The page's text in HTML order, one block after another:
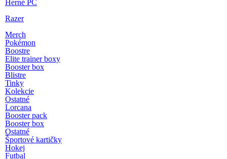
Herné PC
Razer
Merch
Pokémon
Boostre
Elite trainer boxy
Booster box
Blistre
Tinky
Kolekcie
Ostatné
Lorcana
Booster pack
Booster box
Ostatné
Športové kartičky
Hokej
Futbal